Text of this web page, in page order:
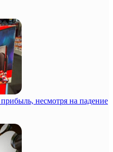
несмотря на падение